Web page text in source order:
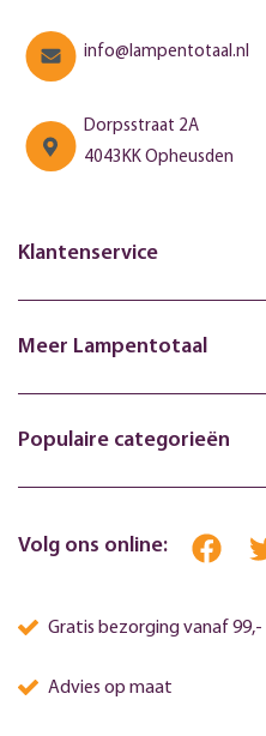
info@lampentotaal.nl
Dorpsstraat 2A
4043KK Opheusden
Klantenservice
Meer Lampentotaal
Populaire categorieën
Volg ons online:
Gratis bezorging vanaf 99,-
Advies op maat